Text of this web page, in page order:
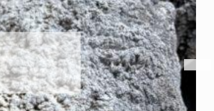
トビウオ幼魚展示中！
2026年8月6日